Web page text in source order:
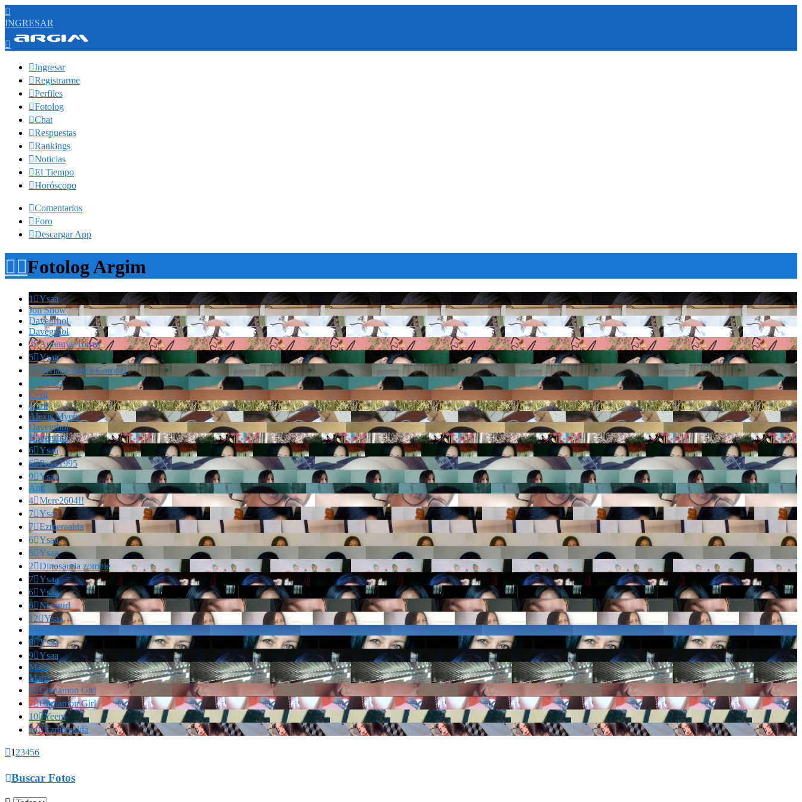

INGRESAR

Ingresar
Registrarme
Perfiles
Fotolog
Chat
Respuestas
Rankings
Noticias
El Tiempo
Horóscopo
Comentarios
Foro
Descargar App
Fotolog Argim
1 Ysaa
Jon Snow
Davegrhol
Davegrhol
3Ariannys Torres
5Ysaa
2Viviana Natali Coronel
15Ysaa
Cvril
Cvril
Alexis Myers
Davegrhol
Davegrhol
6Ysaa
6Povc1995
9Ysaa
And
4Mere2604!!
7Ysaa
7Ezmeraalda
6Ysaa
5Ysaa
2Dinosauria zombie
7Ysaa
6Ysaa
6Newgirl
12Ysaa
Marianella!!!
8Ysaa
9Ysaa
Marrr
Marrr
6Cinnamon Girl
7Cinnamon Girl
10Yeem
14Ezmeraalda
1 23456
Buscar Fotos